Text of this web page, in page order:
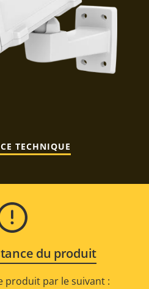
TECHNIQUE
du produit
produit par le suivant :